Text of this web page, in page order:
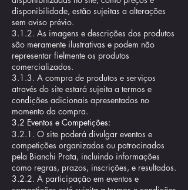
disponibilidade, estão sujeitas a alterações
sem aviso prévio.
3.1.2. As imagens e descrições dos produtos
são meramente ilustrativas e podem não
representar fielmente os produtos
comercializados.
3.1.3. A compra de produtos e serviços
através do site estará sujeita a termos e
condições adicionais apresentados no
momento da compra.
3.2 Eventos e Competições:
3.2.1. O site poderá divulgar eventos e
competições organizados ou patrocinados
pela Bianchi Prata, incluindo informações
como regras, prazos, inscrições, e resultados.
3.2.2. A participação em eventos e